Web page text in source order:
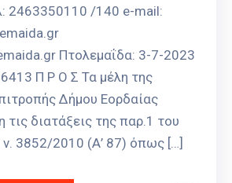
2463350110 /140 e-mail:
Πτολεμαΐδα: 3-7-2023
Π Ρ Ο Σ Τα μέλη της
Δήμου Εορδαίας
διατάξεις της παρ.1 του
ν. 3852/2010 (Α’ 87) όπως […]